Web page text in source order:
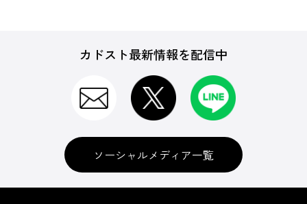
カドスト最新情報を配信中
ソーシャルメディア一覧